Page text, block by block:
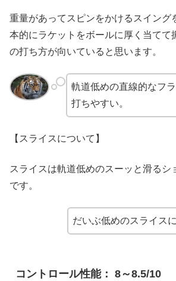
重量があってスピンをかけるスイング
本的にラケットをボールに厚く当てて
の打ち方が向いていると思います。
軌道低めの直線的なフ
打ちやすい。
【スライスについて】
スライスは軌道低めのスーッと滑るシ
です。
だいぶ低めのスライスに
コントロール性能： 8～8.5/10